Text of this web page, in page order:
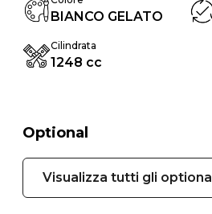
BIANCO GELATO
Cilindrata
1248 cc
Optional
Visualizza tutti gli optional